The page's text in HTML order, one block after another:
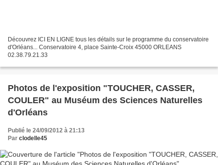
Découvrez ICI EN LIGNE tous les détails sur le programme du conservatoire
d'Orléans... Conservatoire 4, place Sainte-Croix 45000 ORLEANS
02.38.79.21.33
Photos de l'exposition "TOUCHER, CASSER,
COULER" au Muséum des Sciences Naturelles
d'Orléans
Publié le 24/09/2012 à 21:13
Par clodelle45